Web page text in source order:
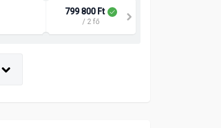
799 800 Ft
/ 2 fő